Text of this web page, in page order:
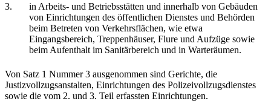
3.
in Arbeits- und Betriebsstätten und innerhalb von Gebäuden
von Einrichtungen des öffentlichen Dienstes und Behörden
beim Betreten von Verkehrsflächen, wie etwa
Eingangsbereich, Treppenhäuser, Flure und Aufzüge sowie
beim Aufenthalt im Sanitärbereich und in Warteräumen.
Von Satz 1 Nummer 3 ausgenommen sind Gerichte, die
Justizvollzugsanstalten, Einrichtungen des Polizeivollzugsdienstes
sowie die vom 2. und 3. Teil erfassten Einrichtungen.